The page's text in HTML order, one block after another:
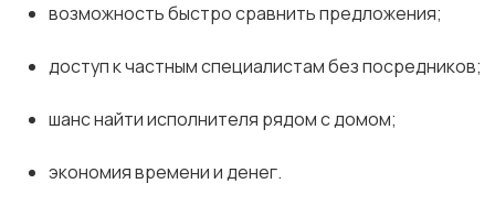
возможность быстро сравнить предложения;
доступ к частным специалистам без посредников;
шанс найти исполнителя рядом с домом;
экономия времени и денег.